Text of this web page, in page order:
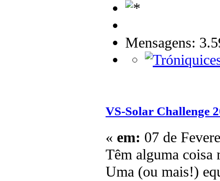
Mensagens:
VS-Solar Challenge
« em: 07 de
Têm alguma coisa
Uma (ou mais!)